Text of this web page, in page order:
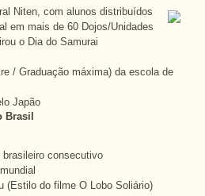
Niten, com alunos distribuídos
em mais de 60 Dojos/Unidades
o Dia do Samurai
/ Graduação máxima) da escola de
Japão
Brasil
consecutivo
(Estilo do filme O Lobo Soliário)